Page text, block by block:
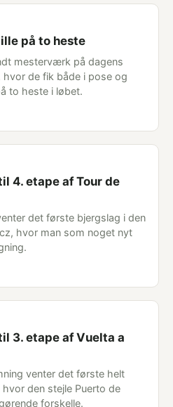
på to heste
mesterværk på dagens
hvor de fik både i pose og
to heste i løbet.
4. etape af Tour de
det første bjergslag i den
hvor man som noget nyt
3. etape af Vuelta a
venter det første helt
den stejle Puerto de
forskelle.